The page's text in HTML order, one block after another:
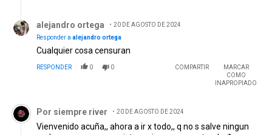
alejandro ortega
20 DE AGOSTO DE 2024
Responder a alejandro ortega
Cualquier cosa censuran
RESPONDER 0 0 COMPARTIR
MARCAR
COMO
INAPROPIADO
Comentario de Por siempre river.
Por siempre river 20 DE AGOSTO DE 2024
Vienvenido acuña,, ahora a ir x todo,, q no s salve ningun